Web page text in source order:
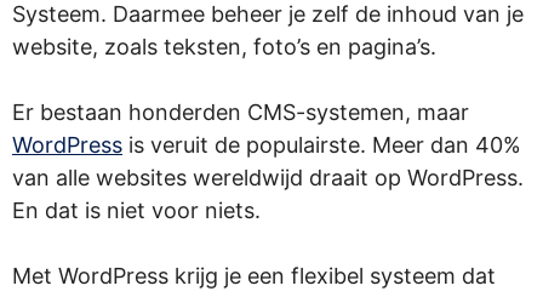
Systeem. Daarmee beheer je zelf de inhoud van je
website, zoals teksten, foto’s en pagina’s.
Er bestaan honderden CMS-systemen, maar
WordPress is veruit de populairste. Meer dan 40%
van alle websites wereldwijd draait op WordPress.
En dat is niet voor niets.
Met WordPress krijg je een flexibel systeem dat